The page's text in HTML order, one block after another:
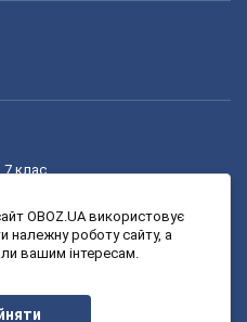
7 клас
9 клас
OBOZ.UA використовує
належну роботу сайту, а
вашим інтересам.